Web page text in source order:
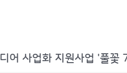
어 사업화 지원사업 '풀꽃